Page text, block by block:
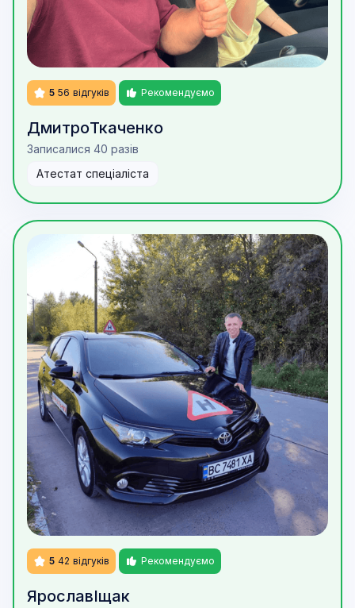
5 56 відгуків Рекомендуємо
ДмитроТкаченко
Записалися 40 разів
Атестат спеціаліста
5 42 відгуків Рекомендуємо
ЯрославІщак